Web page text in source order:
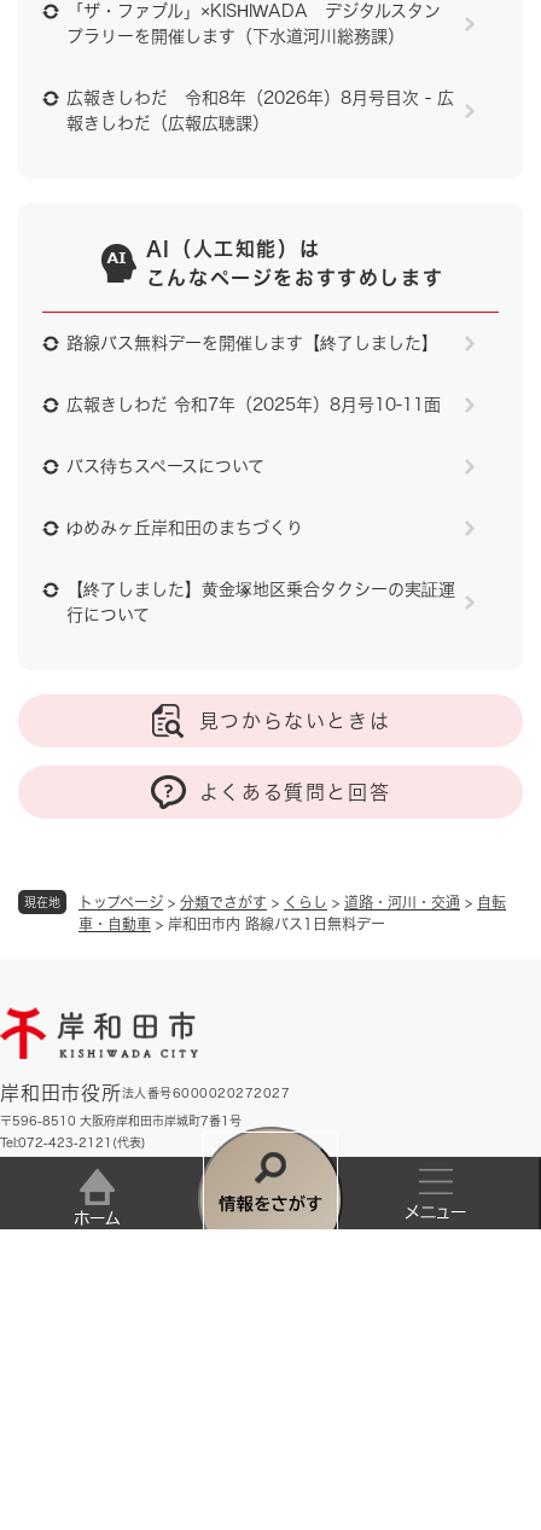
情
現在地 トップページ > 分類でさがす > くらし > 道路・河川・交通 > 自転
車・自動車 > 岸和田市内 路線バス1日無料デー
「ザ・ファブル」×KISHIWADA デジタルスタン
プラリーを開催します（下水道河川総務課）
広報きしわだ 令和8年（2026年）8月号目次 - 広
報きしわだ（広報広聴課）
AI（人工知能）は
こんなページをおすすめします
路線バス無料デーを開催します【終了しました】
広報きしわだ 令和7年（2025年）8月号10-11面
バス待ちスペースについて
ゆめみヶ丘岸和田のまちづくり
【終了しました】黄金塚地区乗合タクシーの実証運
行について
見つからないときは
よくある質問と回答
岸和田市役所法人番号6000020272027
〒596-8510 大阪府岸和田市岸城町7番1号
Tel:072-423-2121(代表)
開庁時間:午前9時から午後5時30分まで
（土曜日、日曜日、祝日、年末年始除く）
利用案内 サイトマップ リンク・著作権・免責事項
個人情報保護